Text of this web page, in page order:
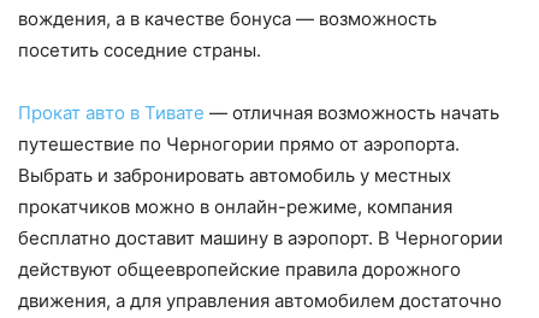
вождения, а в качестве бонуса — возможность
посетить соседние страны.
Прокат авто в Тивате — отличная возможность начать
путешествие по Черногории прямо от аэропорта.
Выбрать и забронировать автомобиль у местных
прокатчиков можно в онлайн-режиме, компания
бесплатно доставит машину в аэропорт. В Черногории
действуют общеевропейские правила дорожного
движения, а для управления автомобилем достаточно